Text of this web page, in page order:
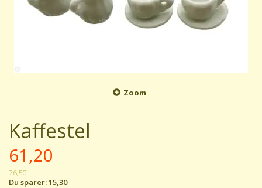
Zoom
Kaffestel
61,20
76,50
Du sparer:15,30